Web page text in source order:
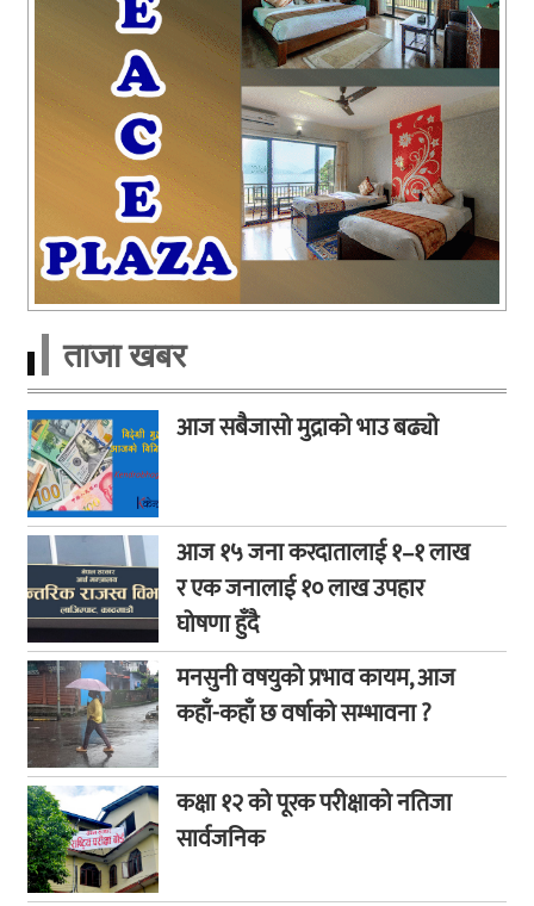
ताजा खबर
आज सबैजासो मुद्राको भाउ बढ्यो
आज १५ जना करदातालाई १–१ लाख
र एक जनालाई १० लाख उपहार
घोषणा हुँदै
मनसुनी वषयुको प्रभाव कायम, आज
कहाँ-कहाँ छ वर्षाको सम्भावना ?
कक्षा १२ को पूरक परीक्षाको नतिजा
सार्वजनिक